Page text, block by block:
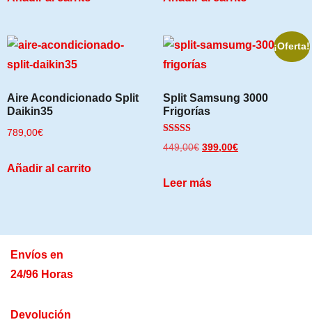
Aire Acondicionado Split
Daikin35
789,00€
Añadir al carrito
¡Oferta!
Split Samsung 3000
Frigorías
Valorado
con
449,00€ 399,00€
Leer más
Envíos en
24/96 Horas
Devolución